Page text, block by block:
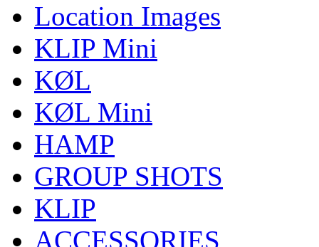
Location Images
KLIP Mini
KØL
KØL Mini
HAMP
GROUP SHOTS
KLIP
ACCESSORIES